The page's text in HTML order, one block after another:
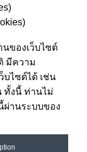
ของเว็บไซต์
มีความ
บไซต์ได้ เช่น
ทั้งนี้ ท่านไม่
ผ่านระบบของ